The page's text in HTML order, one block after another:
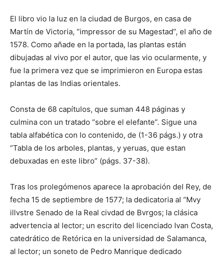
El libro vio la luz en la ciudad de Burgos, en casa de
Martín de Victoria, “impressor de su Magestad”, el año de
1578. Como añade en la portada, las plantas están
dibujadas al vivo por el autor, que las vio ocularmente, y
fue la primera vez que se imprimieron en Europa estas
plantas de las Indias orientales.
Consta de 68 capítulos, que suman 448 páginas y
culmina con un tratado “sobre el elefante”. Sigue una
tabla alfabética con lo contenido, de (1-36 págs.) y otra
“Tabla de los arboles, plantas, y yeruas, que estan
debuxadas en este libro” (págs. 37-38).
Tras los prolegómenos aparece la aprobación del Rey, de
fecha 15 de septiembre de 1577; la dedicatoria al “Mvy
illvstre Senado de la Real civdad de Bvrgos; la clásica
advertencia al lector; un escrito del licenciado Ivan Costa,
catedrático de Retórica en la universidad de Salamanca,
al lector; un soneto de Pedro Manrique dedicado